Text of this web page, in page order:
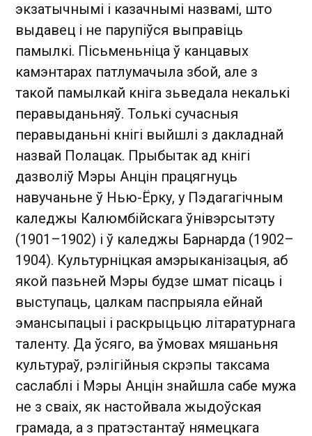
экзатычнымі і казачнымі назвамі, што
выдавец і не парупіўся выправіць
памылкі. Пісьменьніца ў канцавых
камэнтарах патлумачыла збой, але з
такой памылкай кніга зьведала некалькі
перавыданьняў. Толькі сучасныя
перавыданьні кнігі выйшлі з дакладнай
назвай Полацак. Прыбытак ад кнігі
дазволіў Мэры Анцін працягнуць
навучаньне ў Нью-Ёрку, у Пэдагагічным
каледжы Калюмбійскага ўнівэрсытэту
(1901–1902) і ў каледжы Барнарда (1902–
1904). Культурніцкая амэрыканізацыя, аб
якой пазьней Мэры будзе шмат пісаць і
выступаць, цалкам паспрыяла ейнай
эмансыпацыі і раскрыцьцю літаратурнага
таленту. Да ўсяго, ва ўмовах мяшаньня
культураў, рэлігійныя скрэпы таксама
саслаблі і Мэры Анцін знайшла сабе мужа
не з сваіх, як настойвала жыдоўская
грамада, а з пратэстантаў нямецкага